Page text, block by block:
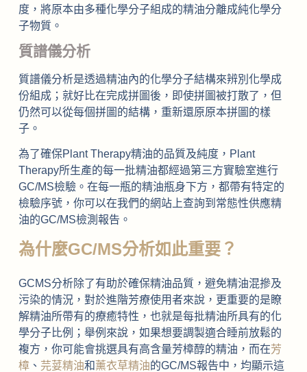
度，將原本由多種化學分子組成的精油分離成純化學分
子物質。
質譜儀分析
質譜儀分析是透過精油內的化學分子結構來辨別化學成
份組成；就好比在完成拼圖後，即使拼圖被打散了，但
仍然可以從每個拼圖的結構，重新還原原本拼圖的樣
子。
為了確保Plant Therapy精油的品質及純度，Plant
Therapy所生產的每一批精油都經過第三方實驗室進行
GC/MS檢驗。在每一瓶的精油瓶身下方，都帶有特定的
檢驗序號，你可以在我們的網站上查詢到常態性供應精
油的GC/MS檢測報告。
為什麼GC/MS分析如此重要？
GCMS分析除了有助於確保精油品質，避免精油混摻及
污染的情況，對於進階芳療使用者來說，更重要的是瞭
解精油所帶有的療癒特性，也就是每批精油所具有的化
學分子比例；舉例來說，如果想要調製適合睡前放鬆的
複方，你可能會挑選具有高含量芳樟醇的精油，而在芳
樟、 芫荽精油和薰衣草精油的GC/MS報告中，均顯示這